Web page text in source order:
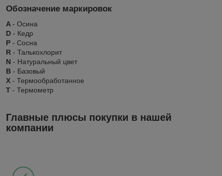
Обозначение маркировок
A - Осина
D - Кедр
P - Сосна
R - Талькохлорит
N - Натуральный цвет
B - Базовый
X - Термообработанное
Т - Термометр
Главные плюсы покупки в нашей
компании